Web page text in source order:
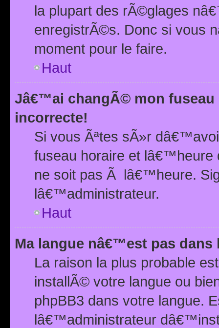
la plupart des rÃ©glages
enregistrÃ©s. Donc si vous
moment pour le faire.
Haut
Jâ€™ai changÃ© mon
incorrecte!
Si vous Ãªtes sÃ»r
fuseau horaire et
ne soit pas Ã lâ€™heure.
lâ€™administrateur.
Haut
Ma langue nâ€™est pas dans
La raison la plus probable
installÃ© votre langue ou
phpBB3 dans votre langue.
lâ€™administrateur